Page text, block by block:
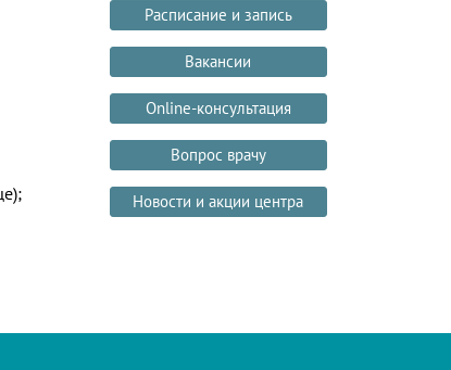
Расписание и запись
Вакансии
Online-консультация
Вопрос врачу
Новости и акции центра